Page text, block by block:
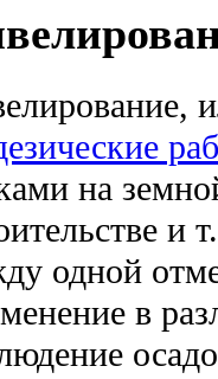
на
и
одной
в